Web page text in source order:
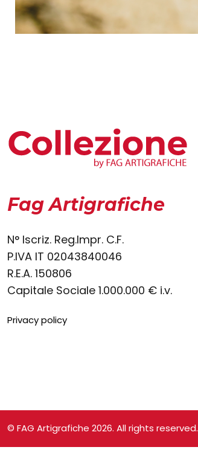
Fag Artigrafiche
N° Iscriz. Reg.Impr. C.F.
P.IVA IT 02043840046
R.E.A. 150806
Capitale Sociale 1.000.000 € i.v.
Privacy policy
© FAG Artigrafiche 2026. All rights reserved.